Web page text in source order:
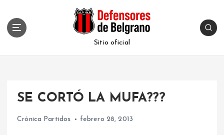
Sitio oficial
SE CORTÓ LA MUFA???
Crónica Partidos febrero 28, 2013